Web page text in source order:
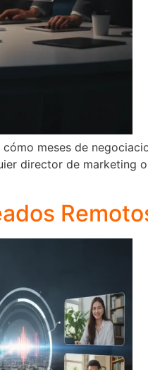
meses de
director de marketing